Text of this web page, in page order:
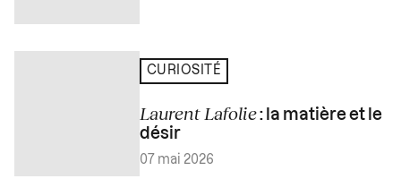
CURIOSITÉ
Laurent Lafolie: la matière et le
désir
07 mai 2026